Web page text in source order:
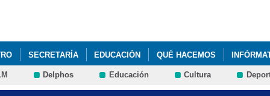
SECRETARÍA EDUCACIÓN QUÉ HACEMOS
Delphos Educación Cultura